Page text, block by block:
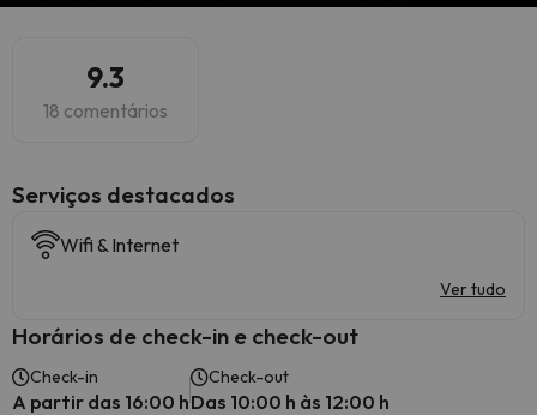
9.3
18 comentários
Serviços destacados
Wifi & Internet
Ver tudo
Horários de check-in e check-out
Check-in
A partir das 16:00 h
Check-out
Das 10:00 h às 12:00 h